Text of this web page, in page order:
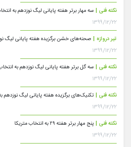
نکته فنی | سه مهار برتر هفته پایانی لیگ نوزدهم به
۱۳۹۹/۱۲/۲۲
تیر دروازه | صحنه‌های خشن برگزیده هفته پایانی لیگ
۱۳۹۹/۱۲/۲۲
نکته فنی | سه گل برتر هفته پایانی لیگ نوزدهم به
۱۳۹۹/۱۲/۲۲
نکته فنی | تکنیک‌های برگزیده هفته پایانی لیگ نوزدهم
۱۳۹۹/۱۲/۲۲
نکته فنی | پنج مهار برتر هفته ۲۹ به انتخاب متریکا
۱۳۹۹/۱۲/۲۲